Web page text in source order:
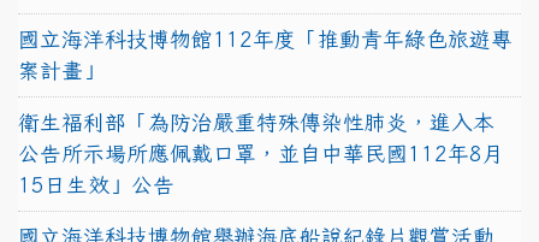
國立海洋科技博物館112年度「推動青年綠色旅遊專
案計畫」
衛生福利部「為防治嚴重特殊傳染性肺炎，進入本
公告所示場所應佩戴口罩，並自中華民國112年8月
15日生效」公告
國立海洋科技博物館舉辦海底船說紀錄片觀賞活動